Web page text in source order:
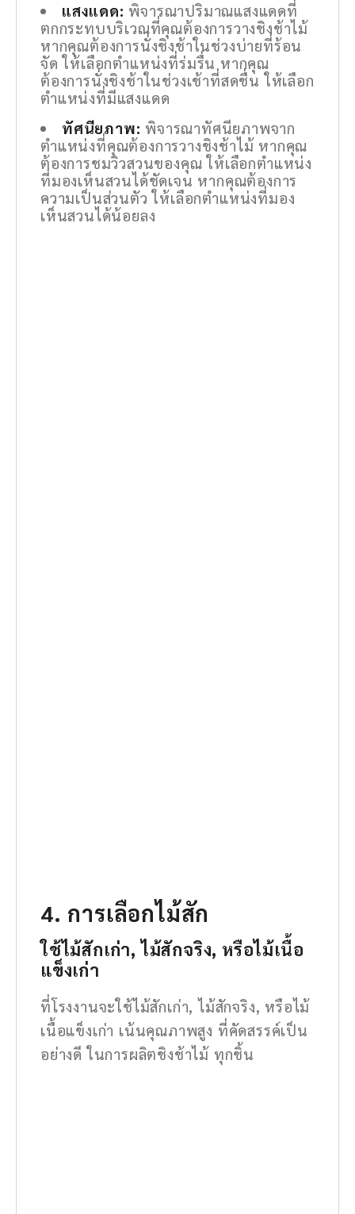
แสงแดด: พิจารณาปริมาณแสงแดดที่
ตกกระทบบริเวณที่คุณต้องการวางชิงช้าไม้
หากคุณต้องการนั่งชิงช้าในช่วงบ่ายที่ร้อน
จัด ให้เลือกตำแหน่งที่ร่มรื่น หากคุณ
ต้องการนั่งชิงช้าในช่วงเช้าที่สดชื่น ให้เลือก
ตำแหน่งที่มีแสงแดด
ทัศนียภาพ: พิจารณาทัศนียภาพจาก
ตำแหน่งที่คุณต้องการวางชิงช้าไม้ หากคุณ
ต้องการชมวิวสวนของคุณ ให้เลือกตำแหน่ง
ที่มองเห็นสวนได้ชัดเจน หากคุณต้องการ
ความเป็นส่วนตัว ให้เลือกตำแหน่งที่มอง
เห็นสวนได้น้อยลง
4. การเลือกไม้สัก
ใช้ไม้สักเก่า, ไม้สักจริง, หรือไม้เนื้อ
แข็งเก่า
ที่โรงงานจะใช้ไม้สักเก่า, ไม้สักจริง, หรือไม้
เนื้อแข็งเก่า เน้นคุณภาพสูง ที่คัดสรรค์เป็น
อย่างดี ในการผลิตชิงช้าไม้ ทุกชิ้น